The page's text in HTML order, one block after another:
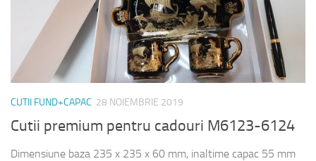
CUTII FUND+CAPAC 28 NOIEMBRIE 2019
Cutii premium pentru cadouri M6123-6124
Dimensiune baza 235 x 235 x 60 mm, inaltime capac 55 mm